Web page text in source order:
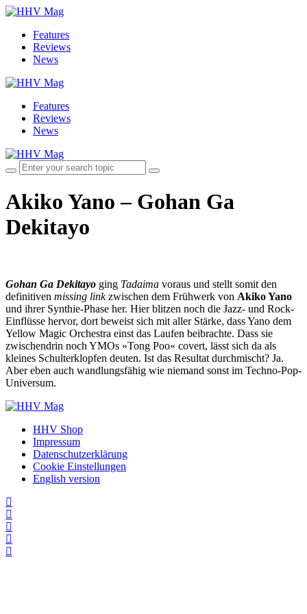
Features
Reviews
News
Features
Reviews
News
Akiko Yano – Gohan Ga
Dekitayo
Gohan Ga Dekitayo ging Tadaima voraus und stellt somit den
definitiven missing linkzwischen dem Frühwerk von Akiko Yano
und ihrer Synthie-Phase her. Hier blitzen noch die Jazz- und Rock-
Einflüsse hervor, dort beweist sich mit aller Stärke, dass Yano dem
Yellow Magic Orchestra einst das Laufen beibrachte. Dass sie
zwischendrin noch YMOs »Tong Poo« covert, lässt sich da als
kleines Schulterklopfen deuten. Ist das Resultat durchmischt? Ja.
Aber eben auch wandlungsfähig wie niemand sonst im Techno-Pop-
Universum.
HHV Shop
Impressum
Datenschutzerklärung
Cookie Einstellungen
English version